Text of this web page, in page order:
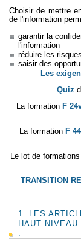
Choisir de mettre
de l'information
garantir la
l'information
réduire les
saisir des
Les
Quiz
La formation F
La formation F
Le lot de formations
TRANSITION
1. LES
HAUT
: